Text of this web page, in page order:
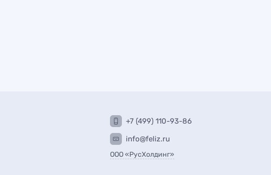
+7 (499) 110-93-86
info@feliz.ru
ООО «РусХолдинг»